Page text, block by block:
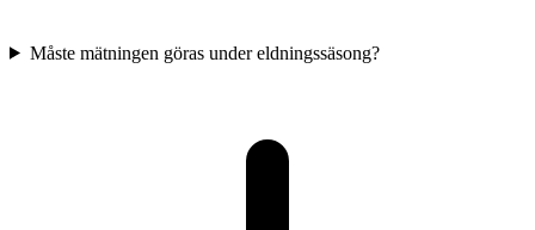
Måste mätningen göras under eldningssäsong?